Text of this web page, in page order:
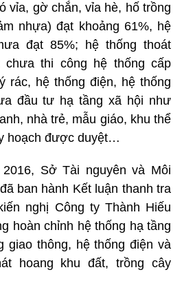
vỉa, gờ chắn, vỉa hè, hố trồng
nhựa) đạt khoảng 61%, hệ
đạt 85%; hệ thống thoát
thi công hệ thống cấp
rác, hệ thống điện, hệ thống
đầu tư hạ tầng xã hội như
nhà trẻ, mẫu giáo, khu thể
hoạch được duyệt…
Sở Tài nguyên và Môi
ban hành Kết luận thanh tra
nghị Công ty Thành Hiếu
hoàn chỉnh hệ thống hạ tầng
giao thông, hệ thống điện và
hoang khu đất, trồng cây